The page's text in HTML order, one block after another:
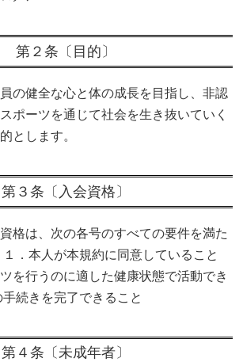
第２条〔目的〕
の健全な心と体の成長を目指し、非認
ポーツを通じて社会を生き抜いていく
とします。
第３条〔入会資格〕
格は、次の各号のすべての要件を満た
．本人が本規約に同意していること
を行うのに適した健康状態で活動でき
続きを完了できること
第４条〔未成年者〕